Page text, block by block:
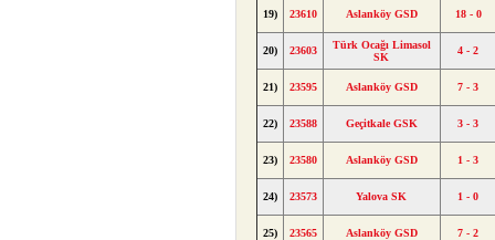
19) 23610 Aslanköy GSD 18 - 0
20) 23603
Türk Ocağı Limasol
SK
4 - 2
21) 23595 Aslanköy GSD 7 - 3
22) 23588 Geçitkale GSK 3 - 3
23) 23580 Aslanköy GSD 1 - 3
24) 23573 Yalova SK 1 - 0
25) 23565 Aslanköy GSD 7 - 2